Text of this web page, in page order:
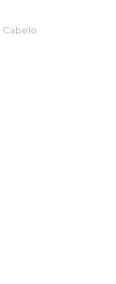
Cabelo